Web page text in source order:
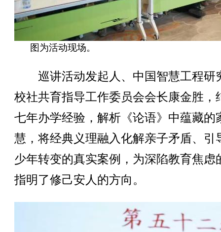
图为活动现场。
巡讲活动发起人、中国智慧工程研
校社共育指导工作委员会会长康金胜，
七年办学经验，解析《论语》中蕴藏的
慧，将经典义理融入化解亲子矛盾、引
少年转变的真实案例，为深陷教育焦虑
指明了修己安人的方向。